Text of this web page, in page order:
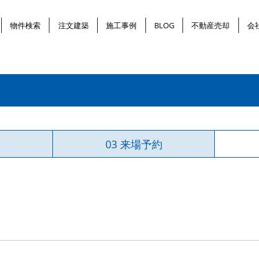
物件検索 注文建築 施工事例 BLOG 不動産売却 会
03 来場予約